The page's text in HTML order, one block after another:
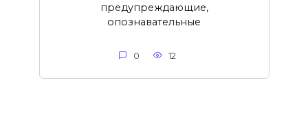
предупреждающие,
опознавательные
0 12